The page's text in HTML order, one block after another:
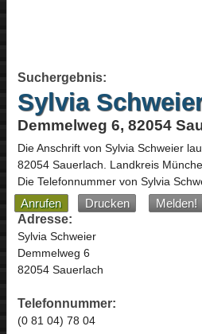
Suchergebnis:
Sylvia
Demmelweg 6, 82054
Die Anschrift von Sylvia Schweier
82054 Sauerlach. Landkreis
Die Telefonnummer von Sylvia
Anrufen Drucken Melden!
Adresse:
Sylvia Schweier
Demmelweg 6
82054 Sauerlach
Telefonnummer:
(0 81 04) 78 04